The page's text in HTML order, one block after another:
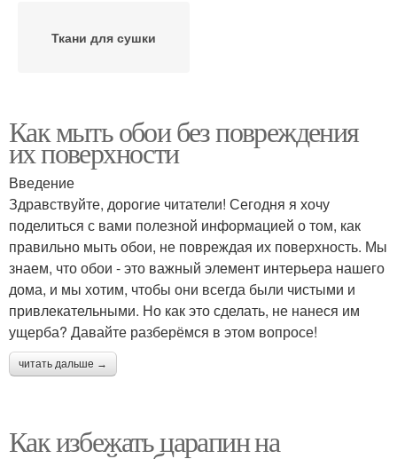
Ткани для сушки
Как мыть обои без повреждения
их поверхности
Введение
Здравствуйте, дорогие читатели! Сегодня я хочу
поделиться с вами полезной информацией о том, как
правильно мыть обои, не повреждая их поверхность. Мы
знаем, что обои - это важный элемент интерьера нашего
дома, и мы хотим, чтобы они всегда были чистыми и
привлекательными. Но как это сделать, не нанеся им
ущерба? Давайте разберёмся в этом вопросе!
читать дальше →
Как избежать царапин на